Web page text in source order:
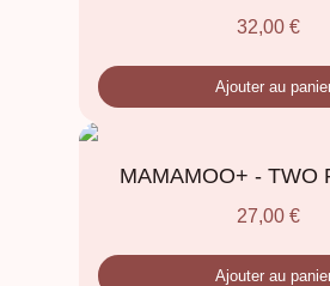
32,00 €
Ajouter au
MAMAMOO+ - TWO
27,00 €
Ajouter au